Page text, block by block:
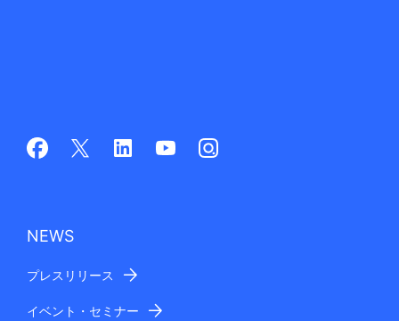
NEWS
プレスリリース
イベント・セミナー